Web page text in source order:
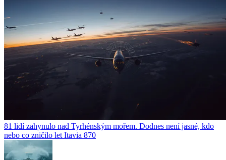
81 lidí zahynulo nad Tyrhénským mořem. Dodnes není jasné, kdo
nebo co zničilo let Itavia 870